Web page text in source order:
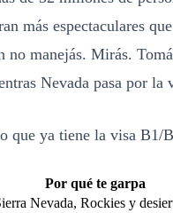
más espectaculares
manejás. Mirás.
Nevada pasa por la
que ya tiene la visa B1/
Por qué te garpa
Nevada, Rockies y